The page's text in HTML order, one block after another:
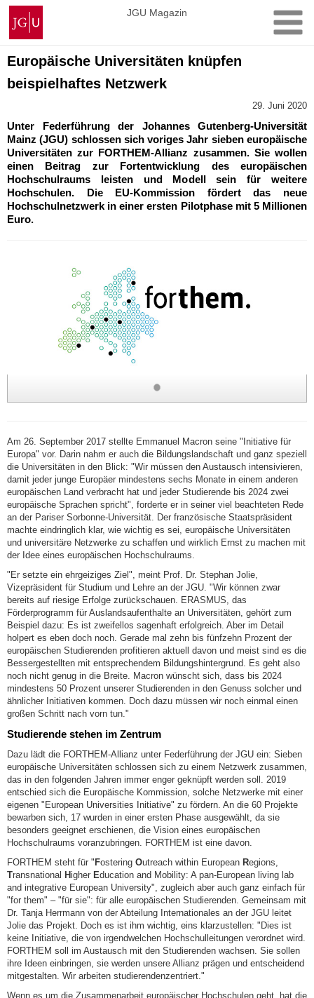
Zum
Inhalt
springen
Johannes
Gutenberg-
Universität
Mainz
JGU Magazin
Europäische Universitäten knüpfen
beispielhaftes Netzwerk
29. Juni 2020
Unter Federführung der Johannes Gutenberg-Universität
Mainz (JGU) schlossen sich voriges Jahr sieben europäische
Universitäten zur FORTHEM-Allianz zusammen. Sie wollen
einen Beitrag zur Fortentwicklung des europäischen
Hochschulraums leisten und Modell sein für weitere
Hochschulen. Die EU-Kommission fördert das neue
Hochschulnetzwerk in einer ersten Pilotphase mit 5 Millionen
Euro.
Am 26. September 2017 stellte Emmanuel Macron seine "Initiative für
Europa" vor. Darin nahm er auch die Bildungslandschaft und ganz speziell
die Universitäten in den Blick: "Wir müssen den Austausch intensivieren,
damit jeder junge Europäer mindestens sechs Monate in einem anderen
europäischen Land verbracht hat und jeder Studierende bis 2024 zwei
europäische Sprachen spricht", forderte er in seiner viel beachteten Rede
an der Pariser Sorbonne-Universität. Der französische Staatspräsident
machte eindringlich klar, wie wichtig es sei, europäische Universitäten
und universitäre Netzwerke zu schaffen und wirklich Ernst zu machen mit
der Idee eines europäischen Hochschulraums.
"Er setzte ein ehrgeiziges Ziel", meint Prof. Dr. Stephan Jolie,
Vizepräsident für Studium und Lehre an der JGU. "Wir können zwar
bereits auf riesige Erfolge zurückschauen. ERASMUS, das
Förderprogramm für Auslandsaufenthalte an Universitäten, gehört zum
Beispiel dazu: Es ist zweifellos sagenhaft erfolgreich. Aber im Detail
holpert es eben doch noch. Gerade mal zehn bis fünfzehn Prozent der
europäischen Studierenden profitieren aktuell davon und meist sind es die
Bessergestellten mit entsprechendem Bildungshintergrund. Es geht also
noch nicht genug in die Breite. Macron wünscht sich, dass bis 2024
mindestens 50 Prozent unserer Studierenden in den Genuss solcher und
ähnlicher Initiativen kommen. Doch dazu müssen wir noch einmal einen
großen Schritt nach vorn tun."
Studierende stehen im Zentrum
Dazu lädt die FORTHEM-Allianz unter Federführung der JGU ein: Sieben
europäische Universitäten schlossen sich zu einem Netzwerk zusammen,
das in den folgenden Jahren immer enger geknüpft werden soll. 2019
entschied sich die Europäische Kommission, solche Netzwerke mit einer
eigenen "European Universities Initiative" zu fördern. An die 60 Projekte
bewarben sich, 17 wurden in einer ersten Phase ausgewählt, da sie
besonders geeignet erschienen, die Vision eines europäischen
Hochschulraums voranzubringen. FORTHEM ist eine davon.
FORTHEM steht für " Fostering Outreach within European Regions,
Transnational Higher Education and Mobility: A pan-European living lab
and integrative European University", zugleich aber auch ganz einfach für
"for them" – "für sie": für alle europäischen Studierenden. Gemeinsam mit
Dr. Tanja Herrmann von der Abteilung Internationales an der JGU leitet
Jolie das Projekt. Doch es ist ihm wichtig, eins klarzustellen: "Dies ist
keine Initiative, die von irgendwelchen Hochschulleitungen verordnet wird.
FORTHEM soll im Austausch mit den Studierenden wachsen. Sie sollen
ihre Ideen einbringen, sie werden unsere Allianz prägen und entscheidend
mitgestalten. Wir arbeiten studierendenzentriert."
Wenn es um die Zusammenarbeit europäischer Hochschulen geht, hat die